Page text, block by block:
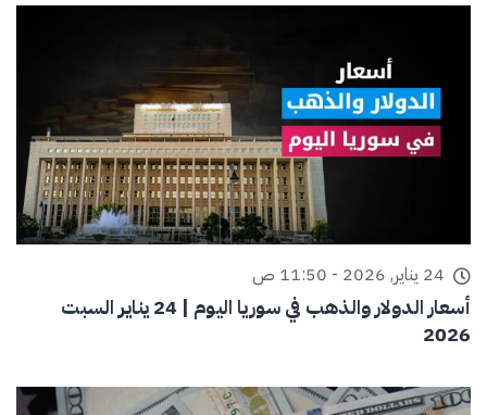
24 يناير, 2026 - 11:50 ص
أسعار الدولار والذهب في سوريا اليوم | 24 يناير السبت
2026